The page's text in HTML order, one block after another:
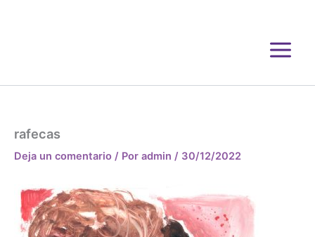
rafecas
Deja un comentario / Por admin / 30/12/2022